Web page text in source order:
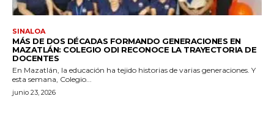
SINALOA
MÁS DE DOS DÉCADAS FORMANDO GENERACIONES EN
MAZATLÁN: COLEGIO ODI RECONOCE LA TRAYECTORIA DE
DOCENTES
En Mazatlán, la educación ha tejido historias de varias generaciones. Y
esta semana, Colegio...
junio 23, 2026